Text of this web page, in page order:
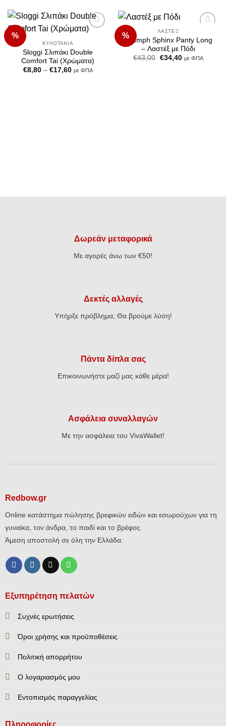
%
ΚΥΛΟΤΆΚΙΑ
Sloggi Σλιπάκι Double
Comfort Tai (Χρώματα)
€8,80 – €17,60Price
με ΦΠΑ
%
Wishlist
ΛΑΣΤΈΞ
Triumph Sphinx Panty Long
– Λαστέξ με Πόδι
€43,00 Original
€34,40Ημε ΦΠΑ
Δωρεάν μεταφορικά
Με αγορές άνω των €50!
Δεκτές αλλαγές
Υπήρξε πρόβλημα; Θα βρούμε λύση!
Πάντα δίπλα σας
Επικοινωνήστε μαζί μας κάθε μέρα!
Ασφάλεια συναλλαγών
Με την ασφάλεια του VivaWallet!
Redbow.gr
Online κατάστημα πώλησης βρεφικών ειδών και εσωρούχων για τη
γυναίκα, τον άνδρα, το παιδί και το βρέφος.
Άμεση αποστολή σε όλη την Ελλάδα.
Εξυπηρέτηση πελατών
Συχνές ερωτήσεις
Όροι χρήσης και προϋποθέσεις
Πολιτική απορρήτου
Ο λογαριασμός μου
Εντοπισμός παραγγελίας